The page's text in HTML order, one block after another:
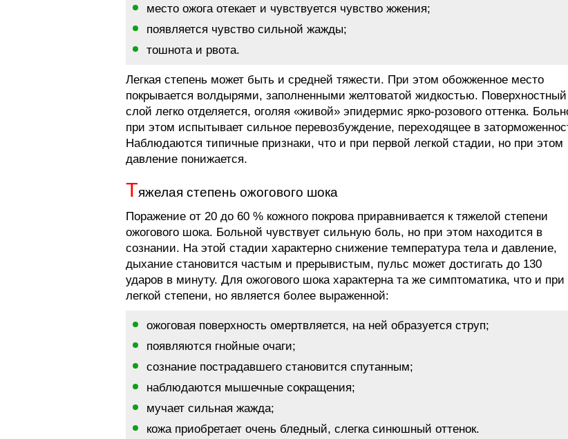
место ожога отекает и чувствуется чувство жжения;
появляется чувство сильной жажды;
тошнота и рвота.
Легкая степень может быть и средней тяжести. При этом обожженное место
покрывается волдырями, заполненными желтоватой жидкостью. Поверхностный
слой легко отделяется, оголяя «живой» эпидермис ярко-розового оттенка.
при этом испытывает сильное перевозбуждение, переходящее в
Наблюдаются типичные признаки, что и при первой легкой стадии, но при этом
давление понижается.
Тяжелая степень ожогового шока
Поражение от 20 до 60 % кожного покрова приравнивается к тяжелой степени
ожогового шока. Больной чувствует сильную боль, но при этом находится в
сознании. На этой стадии характерно снижение температура тела и давление,
дыхание становится частым и прерывистым, пульс может достигать до 130
ударов в минуту. Для ожогового шока характерна та же симптоматика, что и при
легкой степени, но является более выраженной:
ожоговая поверхность омертвляется, на ней образуется струп;
появляются гнойные очаги;
сознание пострадавшего становится спутанным;
наблюдаются мышечные сокращения;
мучает сильная жажда;
кожа приобретает очень бледный, слегка синюшный оттенок.